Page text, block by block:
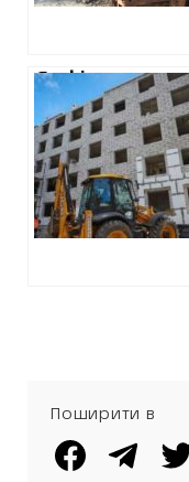
Як фінансували
відбудову на
Харківщині на
початку 2024
року: аналітика
ХАЦ
Поширити в